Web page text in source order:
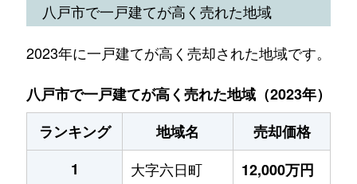
八戸市で一戸建てが高く売れた地域
2023年に一戸建てが高く売却された地域です。
八戸市で一戸建てが高く売れた地域（2023年）
ランキング
地域名
売却価格
1
大字六日町 12,000万円